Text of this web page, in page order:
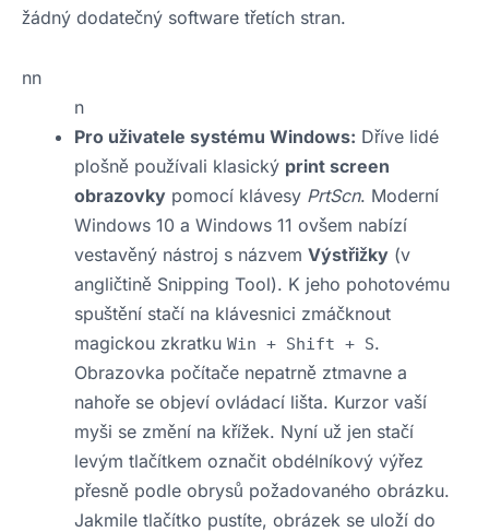
žádný dodatečný software třetích stran.
nn
n
Pro uživatele systému Windows: Dříve lidé
plošně používali klasický print screen
obrazovky pomocí klávesy PrtScn. Moderní
Windows 10 a Windows 11 ovšem nabízí
vestavěný nástroj s názvem Výstřižky (v
angličtině Snipping Tool). K jeho pohotovému
spuštění stačí na klávesnici zmáčknout
magickou zkratku Win + Shift + S.
Obrazovka počítače nepatrně ztmavne a
nahoře se objeví ovládací lišta. Kurzor vaší
myši se změní na křížek. Nyní už jen stačí
levým tlačítkem označit obdélníkový výřez
přesně podle obrysů požadovaného obrázku.
Jakmile tlačítko pustíte, obrázek se uloží do